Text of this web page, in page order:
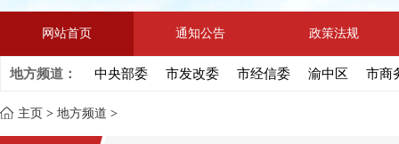
网站首页 通知公告 政策法规
地方频道： 中央部委 市发改委 市经信委 渝中区 市商
主页 > 地方频道 >